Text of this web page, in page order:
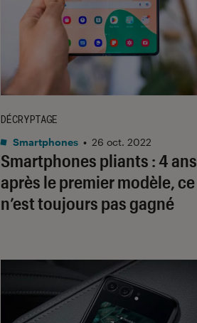
Smartphones pliants : 4 ans
après le premier modèle, ce
n’est toujours pas gagné
DÉCRYPTAGE
Smartphones • 26 oct. 2022